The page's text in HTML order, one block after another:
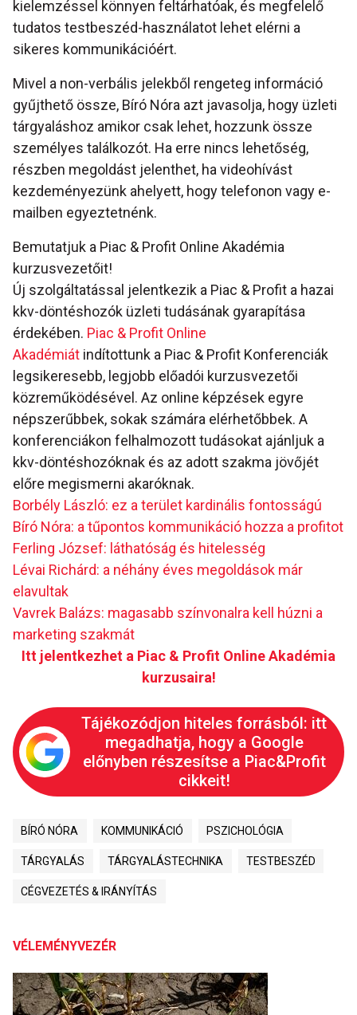
kielemzéssel könnyen feltárhatóak, és megfelelő
tudatos testbeszéd-használatot lehet elérni a
sikeres kommunikációért.
Mivel a non-verbális jelekből rengeteg információ
gyűjthető össze, Bíró Nóra azt javasolja, hogy üzleti
tárgyaláshoz amikor csak lehet, hozzunk össze
személyes találkozót. Ha erre nincs lehetőség,
részben megoldást jelenthet, ha videohívást
kezdeményezünk ahelyett, hogy telefonon vagy e-
mailben egyeztetnénk.
Bemutatjuk a Piac & Profit Online Akadémia
kurzusvezetőit!
Új szolgáltatással jelentkezik a Piac & Profit a hazai
kkv-döntéshozók üzleti tudásának gyarapítása
érdekében. Piac & Profit Online
Akadémiát indítottunk a Piac & Profit Konferenciák
legsikeresebb, legjobb előadói kurzusvezetői
közreműködésével. Az online képzések egyre
népszerűbbek, sokak számára elérhetőbbek. A
konferenciákon felhalmozott tudásokat ajánljuk a
kkv-döntéshozóknak és az adott szakma jövőjét
előre megismerni akaróknak.
Borbély László: ez a terület kardinális fontosságú
Bíró Nóra: a tűpontos kommunikáció hozza a profitot
Ferling József: láthatóság és hitelesség
Lévai Richárd: a néhány éves megoldások már
elavultak
Vavrek Balázs: magasabb színvonalra kell húzni a
marketing szakmát
Itt jelentkezhet a Piac & Profit Online Akadémia
kurzusaira!
Tájékozódjon hiteles forrásból: itt
megadhatja, hogy a Google
előnyben részesítse a Piac&Profit
cikkeit!
BÍRÓ NÓRA KOMMUNIKÁCIÓ PSZICHOLÓGIA
TÁRGYALÁS TÁRGYALÁSTECHNIKA TESTBESZÉD
CÉGVEZETÉS & IRÁNYÍTÁS
VÉLEMÉNYVEZÉR